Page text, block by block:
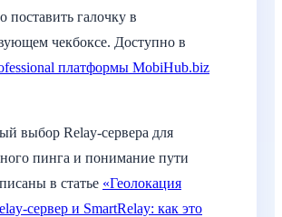
поставить галочку в
чекбоксе. Доступно в
платформы MobiHub.biz
выбор Relay-сервера для
пинга и понимание пути
в статье «Геолокация
сервер и SmartRelay: как это